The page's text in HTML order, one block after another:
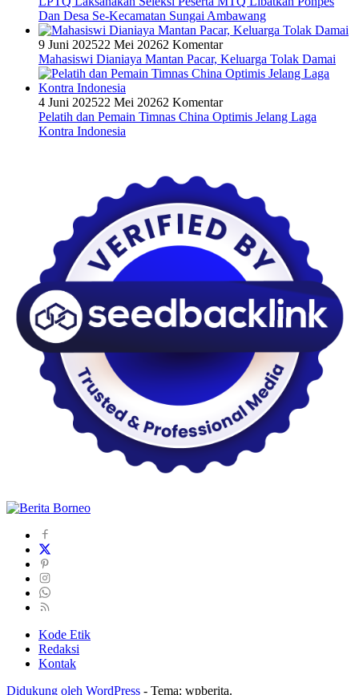
Dan Desa Se-Kecamatan Sungai Ambawang
9 Juni 202522 Mei 20262 Komentar
Mahasiswi Dianiaya Mantan Pacar, Keluarga Tolak Damai
4 Juni 202522 Mei 20262 Komentar
Pelatih dan Pemain Timnas China Optimis Jelang Laga
Kontra Indonesia
Kode Etik
Redaksi
Kontak
Didukung oleh WordPress - Tema: wpberita.